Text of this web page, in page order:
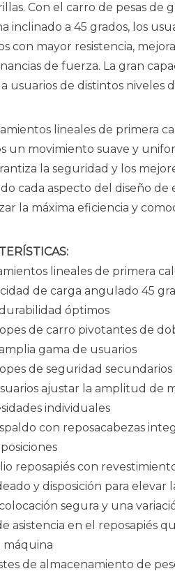
Con el carro de pesas de
inclinado a 45 grados, los
con mayor resistencia,
de fuerza. La gran
usuarios de distintos niveles
lineales de primera
un movimiento suave y
la seguridad y los
cada aspecto del diseño de
la máxima eficiencia y
lineales de primera
de carga angulado 45
óptimos
de carro pivotantes de
gama de usuarios
de seguridad
ajustar la amplitud de
individuales
con reposacabezas
reposapiés con
y disposición para
segura y una
asistencia en el reposapiés
máquina
de almacenamiento de